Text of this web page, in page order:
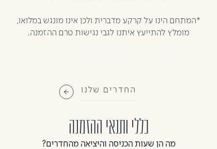
*המתחם הינו על קרקע מדברית ולכן אינו מונגש במלואו,
מומלץ להתייעץ איתנו לגבי נגישות טרם ההזמנה.
החדרים שלנו
כללי ותנאי ההזמנה
מה הן שעות הכניסה והיציאה מהחדרים?